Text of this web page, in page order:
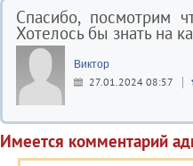
Спасибо, посмотрим
Хотелось бы знать на
Виктор
27.01.2024 08:57
Имеется комментарий